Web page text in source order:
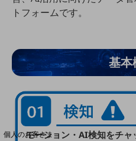
Web明細(ビリングステーション)
料金分析(ご利用料金管理サービス)
Web明細(My docomo)
個人のお客さま
トフォームです。
基本
モーション・AI検知をチ